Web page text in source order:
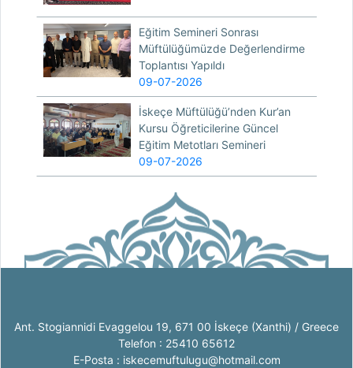
Eğitim Semineri Sonrası
Müftülüğümüzde Değerlendirme
Toplantısı Yapıldı
09-07-2026
İskeçe Müftülüğü’nden Kur’an
Kursu Öğreticilerine Güncel
Eğitim Metotları Semineri
09-07-2026
Ant. Stogiannidi Evaggelou 19, 671 00 İskeçe (Xanthi) / Greece
Telefon : 25410 65612
E-Posta : iskecemuftulugu@hotmail.com